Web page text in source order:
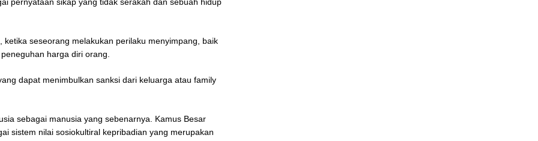
pernyataan sikap yang tidak serakah dan sebuah hidup
ketika seseorang melakukan perilaku menyimpang, baik
harga diri orang.
dapat menimbulkan sanksi dari keluarga atau family
sebagai manusia yang sebenarnya. Kamus Besar
sistem nilai sosiokultiral kepribadian yang merupakan